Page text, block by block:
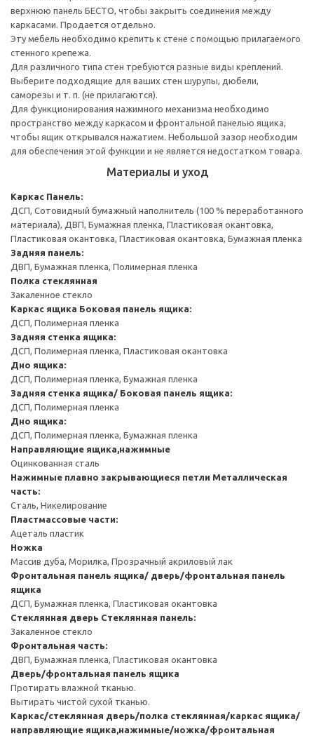
верхнюю панель БЕСТО, чтобы закрыть соединения между
каркасами. Продается отдельно.
Эту мебель необходимо крепить к стене с помощью прилагаемого
стенного крепежа.
Для различного типа стен требуются разные виды креплений.
Выберите подходящие для ваших стен шурупы, дюбели,
саморезы и т. п. (не прилагаются).
Для функционирования нажимного механизма необходимо
пространство между каркасом и фронтальной панелью ящика,
чтобы ящик открывался нажатием. Небольшой зазор необходим
для обеспечения этой функции и не является недостатком товара.
Материалы и уход
Каркас Панель:
ДСП, Сотовидный бумажный наполнитель (100 % переработанного
материала), ДВП, Бумажная пленка, Пластиковая окантовка,
Пластиковая окантовка, Пластиковая окантовка, Бумажная пленка
Задняя панель:
ДВП, Бумажная пленка, Полимерная пленка
Полка стеклянная
Закаленное стекло
Каркас ящика Боковая панель ящика:
ДСП, Полимерная пленка
Задняя стенка ящика:
ДСП, Полимерная пленка, Пластиковая окантовка
Дно ящика:
ДСП, Полимерная пленка, Бумажная пленка
Задняя стенка ящика/ Боковая панель ящика:
ДСП, Полимерная пленка
Дно ящика:
ДСП, Полимерная пленка, Бумажная пленка
Направляющие ящика,нажимные
Оцинкованная сталь
Нажимные плавно закрывающиеся петли Металлическая
часть:
Сталь, Никелирование
Пластмассовые части:
Ацеталь пластик
Ножка
Массив дуба, Морилка, Прозрачный акриловый лак
Фронтальная панель ящика/ дверь/фронтальная панель
ящика
ДСП, Бумажная пленка, Пластиковая окантовка
Стеклянная дверь Стеклянная панель:
Закаленное стекло
Фронтальная часть:
ДВП, Бумажная пленка, Пластиковая окантовка
Дверь/фронтальная панель ящика
Протирать влажной тканью.
Вытирать чистой сухой тканью.
Каркас/стеклянная дверь/полка стеклянная/каркас ящика/
направляющие ящика,нажимные/ножка/фронтальная